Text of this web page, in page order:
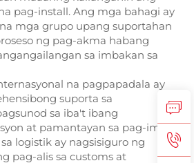
pag-install. Ang mga bahagi ay
mga grupo upang suportahan
ng pag-akma habang
sa imbakan sa
na pagpapadala ay
suporta sa
sa iba't ibang
at pamantayan sa pag-import.
logistik ay nagsisiguro ng
pag-alis sa customs at